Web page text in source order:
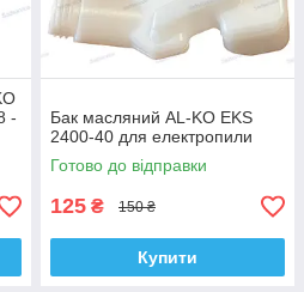
-
Бак масляний AL-KO EKS
2400-40 для електропили
Готово до відправки
125 ₴ 150 ₴
Купити